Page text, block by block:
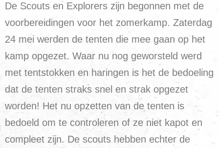
De Scouts en Explorers zijn begonnen met de
voorbereidingen voor het zomerkamp. Zaterdag
24 mei werden de tenten die mee gaan op het
kamp opgezet. Waar nu nog geworsteld werd
met tentstokken en haringen is het de bedoeling
dat de tenten straks snel en strak opgezet
worden! Het nu opzetten van de tenten is
bedoeld om te controleren of ze niet kapot en
compleet zijn. De scouts hebben echter de